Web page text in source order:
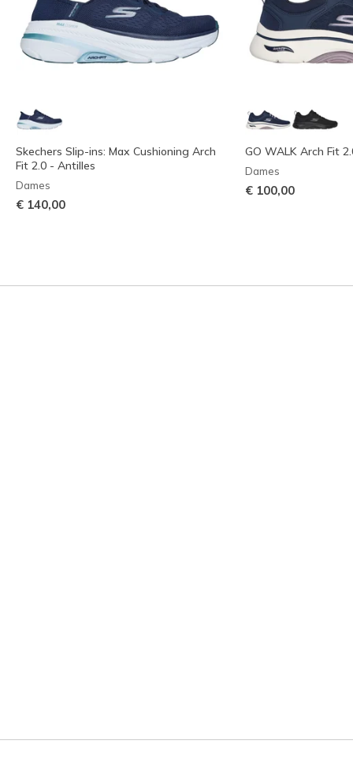
Skechers Slip-ins: Max Cushioning Arch
Fit 2.0 - Antilles
Dames
€ 140,00
GO WALK Arch Fit
Dames
€ 100,00